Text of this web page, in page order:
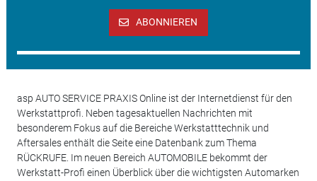
ABONNIEREN
asp AUTO SERVICE PRAXIS Online ist der Internetdienst für den
Werkstattprofi. Neben tagesaktuellen Nachrichten mit
besonderem Fokus auf die Bereiche Werkstatttechnik und
Aftersales enthält die Seite eine Datenbank zum Thema
RÜCKRUFE. Im neuen Bereich AUTOMOBILE bekommt der
Werkstatt-Profi einen Überblick über die wichtigsten Automarken